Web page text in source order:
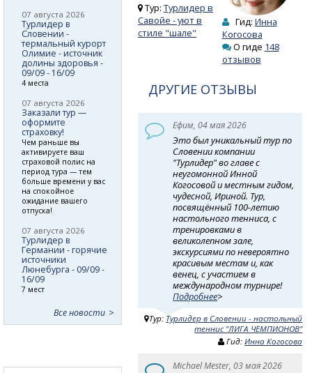
Тур:Турлидер в
Савойе - уют в
стиле "шале"
Гид: Инна
Когосова
О гиде 148
отзывов
ДРУГИЕ ОТЗЫВЫ
Ефим, 04 мая 2026
Это был уникальный тур по
Словении компании
"Турлидер" во главе с
неугомонной Инной
Когосовой и местным гидом,
чудесной, Ириной. Тур,
посвящённый 100-летию
настольного тенниса, с
тренировками в
великолепном зале,
экскурсиями по невероятно
красивым местам и, как
венец, с участием в
международном турнире!
Подробнее>
Тур: Турлидер в Словении - настольный
теннис "ЛИГА ЧЕМПИОНОВ"
Гид:Инна Когосова
Michael Mester, 03 мая 2026
07 августа 2026
Турлидер в
Словении -
термальный курорт
Олимие - источник
долины здоровья -
09/09 - 16/09
4 места
07 августа 2026
Заказали тур —
оформите
страховку!
Чем раньше вы
активируете ваш
страховой полис на
период тура — тем
больше времени у вас
на спокойное
ожидание вашего
отпуска!
07 августа 2026
Турлидер в
Германии - горячие
источники
Люнебурга - 09/09 -
16/09
7 мест
Все новости